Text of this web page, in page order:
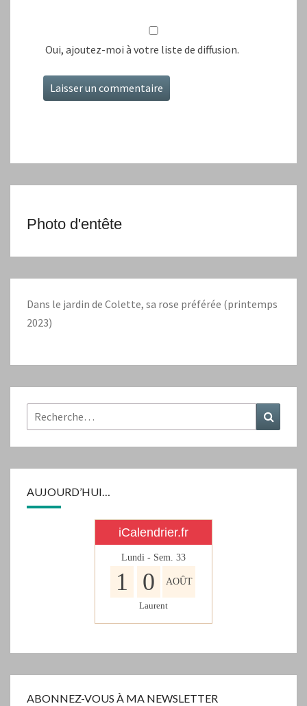
Oui, ajoutez-moi à votre liste de diffusion.
Photo d'entête
Dans le jardin de Colette, sa rose préférée (printemps
2023)
Rechercher :
AUJOURD’HUI…
iCalendrier.fr
Lundi - Sem. 33
1 0 AOÛT
Laurent
ABONNEZ-VOUS À MA NEWSLETTER